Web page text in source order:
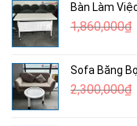
Bàn Làm
1,860,000₫
Sofa Băng
2,300,000₫